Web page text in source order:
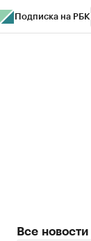
Подписка на РБК
Все новости